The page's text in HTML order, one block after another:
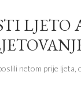
LJETO
netom prije ljeta,